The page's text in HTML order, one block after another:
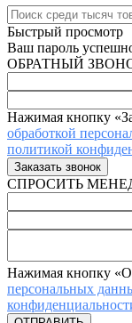
Быстрый просмотр
Ваш пароль
ОБРАТНЫЙ
Нажимая кнопку
обработкой
политикой
СПРОСИТЬ
Нажимая кнопку
персональных